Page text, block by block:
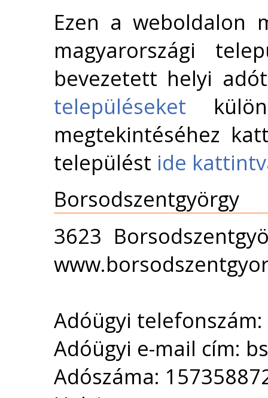
Ezen a weboldalon
magyarországi
bevezetett helyi
településeket
megtekintéséhez
települést ide
Borsodszentgyörgy
3623
Adóügyi
Adóügyi e-mail cím:
Adószáma: